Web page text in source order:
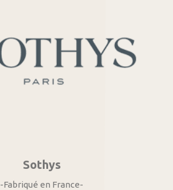
Sothys
-Fabriqué en France-